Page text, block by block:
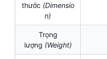
thước (Dimensio
n)
Trọng
lượng (Weight)